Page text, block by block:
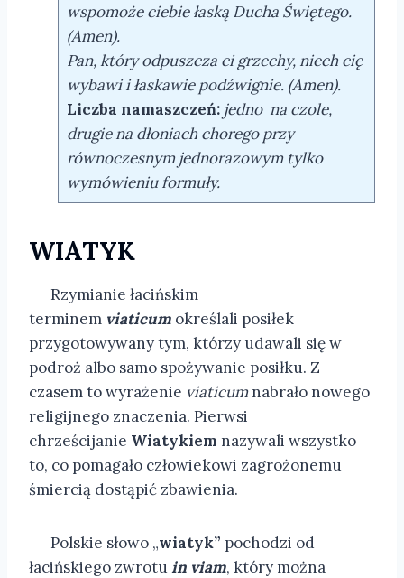
wspomoże ciebie łaską Ducha Świętego.
(Amen).
Pan, który odpuszcza ci grzechy, niech cię
wybawi i łaskawie podźwignie. (Amen).
Liczba namaszczeń: jedno na czole,
drugie na dłoniach chorego przy
równoczesnym jednorazowym tylko
wymówieniu formuły.
WIATYK
Rzymianie łacińskim
terminem viaticum określali posiłek
przygotowywany tym, którzy udawali się w
podroż albo samo spożywanie posiłku. Z
czasem to wyrażenie viaticumnabrało nowego
religijnego znaczenia. Pierwsi
chrześcijanie Wiatykiem nazywali wszystko
to, co pomagało człowiekowi zagrożonemu
śmiercią dostąpić zbawienia.
Polskie słowo „wiatyk” pochodzi od
łacińskiego zwrotuin viam, który można